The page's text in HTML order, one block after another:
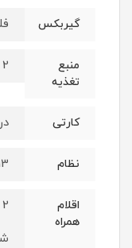
گیربکس فلزی 2
منبع
تغذیه
2 باتری لیتیومی 10 سلولی
کارتی
نظام 13 میلی
اقلام
همراه
2 عدد باتری بزرگ 10 سلولی